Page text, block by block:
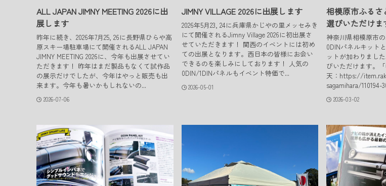
ALL JAPAN JIMNY MEETING 2026に出
展します
昨年に続き、2026年7月25, 26に長野県ひらや高
原スキー場駐車場にて開催されるALL JAPAN
JIMNY MEETING 2026に、今年も出展させてい
ただきます！ 昨年はまだ製品もなくて試作品
の展示だけでしたが、今年はやっと販売も出
来ます。今年も暑いかもしれないの...
2026-07-06
JIMNY VILLAGE 2026に出展します
2026年5月23, 24に兵庫県かじやの里メッセみき
にて開催されるJimny Village 2026に初出展さ
せていただきます！ 関西のイベントには初め
ての出展となります。西日本の皆様にお会い
できるのを楽しみにしております！ 人気の
0DIN/1DINパネルもイベント特価で...
2026-05-01
相模原市ふる
選びいただけま
神奈川県相模原市
0DINパネルキット
ットが加わりまし
びいただけます。
天：https://
sagamihara/
2026-03-02